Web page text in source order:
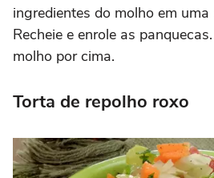
ingredientes do molho em uma
Recheie e enrole as
molho por cima.
Torta de repolho roxo